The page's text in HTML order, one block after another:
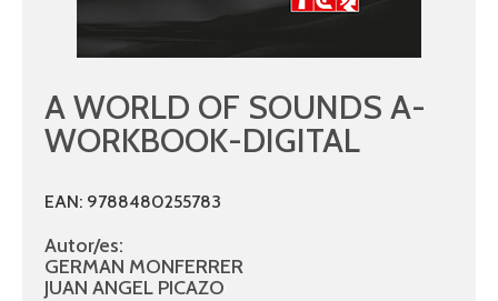
A WORLD OF SOUNDS A-
WORKBOOK-DIGITAL
EAN: 9788480255783
Autor/es:
GERMAN MONFERRER
JUAN ANGEL PICAZO